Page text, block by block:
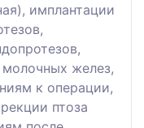
имплантации
желез,
к операции,
птоза